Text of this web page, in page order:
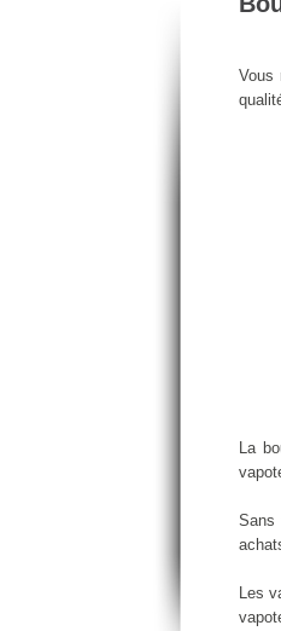
Vous
La
Sans
Les